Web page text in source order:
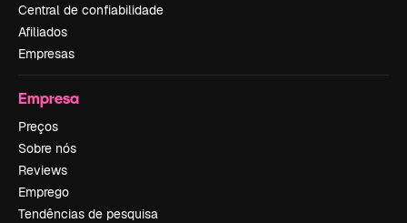
Central de confiabilidade
Afiliados
Empresas
Empresa
Preços
Sobre nós
Reviews
Emprego
Tendências de pesquisa